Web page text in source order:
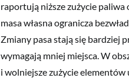
raportują niższe zużycie
masa własna ogranicza
Zmiany pasa stają się bardziej
wymagają mniej miejsca. W
i wolniejsze zużycie elementów